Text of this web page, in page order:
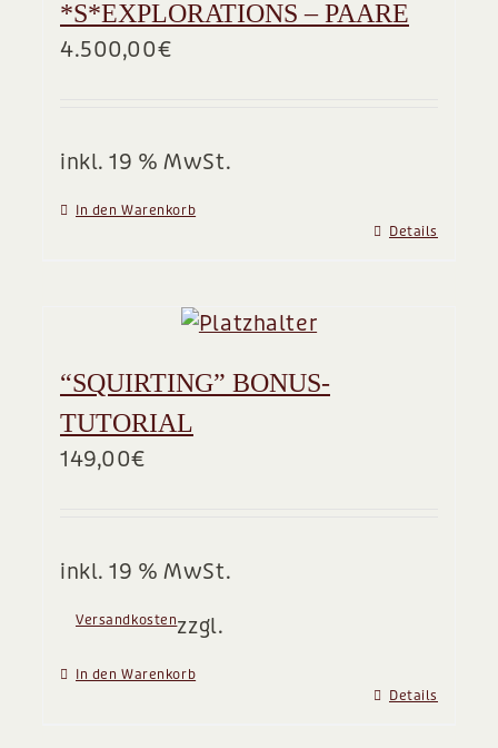
*S*EXPLORATIONS – PAARE
4.500,00€
inkl. 19 % MwSt.
In den Warenkorb
Details
“SQUIRTING” BONUS-
TUTORIAL
149,00€
inkl. 19 % MwSt.
zzgl.
Versandkosten
In den Warenkorb
Details